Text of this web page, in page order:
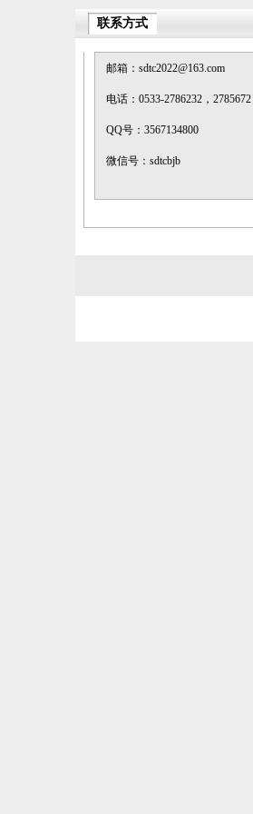
联系方式
邮箱：sdtc2022@163.com
电话：0533-2786232，2785672
QQ号：3567134800
微信号：sdtcbjb